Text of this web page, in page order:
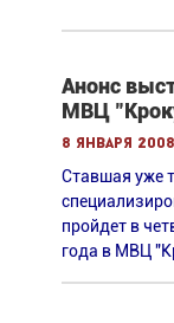
Анонс
МВЦ
8 января 2008
Ставшая уже
пройдет в
года в МВЦ